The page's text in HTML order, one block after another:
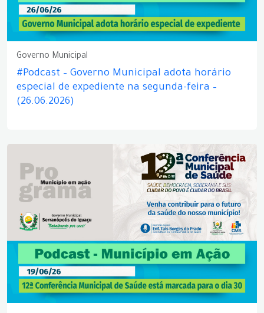
Governo Municipal
#Podcast – Governo Municipal adota horário
especial de expediente na segunda-feira –
(26.06.2026)